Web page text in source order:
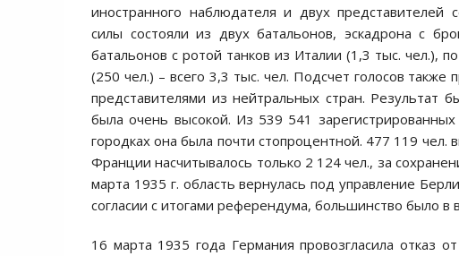
иностранного наблюдателя и двух
силы состояли из двух батальонов, эскадрона с
батальонов с ротой танков из Италии (1,3 тыс.
(250 чел.) – всего 3,3 тыс. чел. Подсчет голосов
представителями из нейтральных стран. Результат
была очень высокой. Из 539 541
городках она была почти стопроцентной. 477 119 чел.
Франции насчитывалось только 2 124 чел., за
марта 1935 г. область вернулась под управление
согласии с итогами референдума, большинство было в
16 марта 1935 года Германия провозгласила отказ